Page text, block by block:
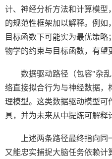
计、神经分析方法和计算模型
的规范性框架加以解释。例
目标函数下可能实为最优策
物学的约束与目标函数，有望
数据驱动路径（包容"杂乱
络直接拟合行为与神经数据，
理模型。这类数据驱动模型可
具，并为未来从中提炼可解释
上述两条路径最终指向同
又能忠实捕捉大脑任务依赖计